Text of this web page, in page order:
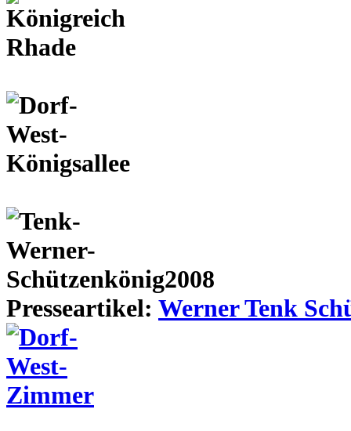
Presseartikel: Werner Tenk